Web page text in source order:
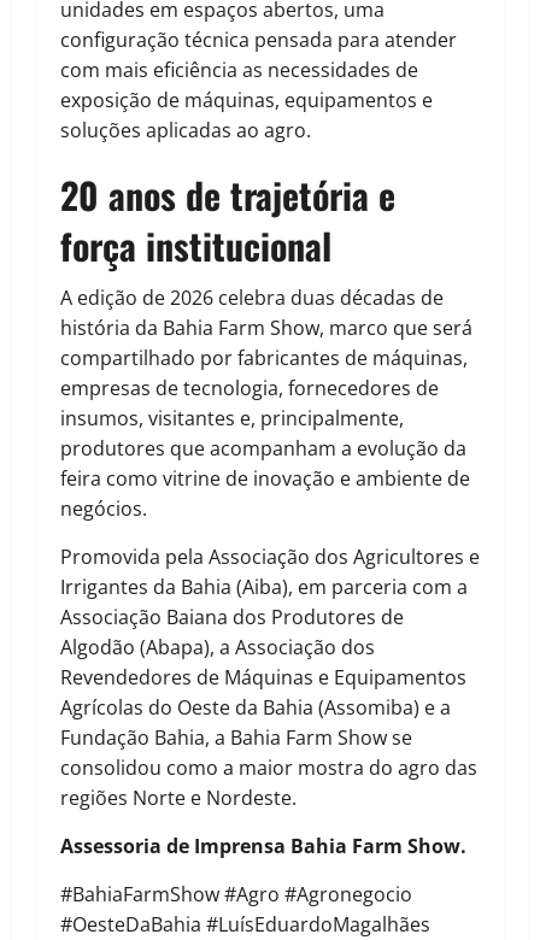
unidades em espaços abertos, uma
configuração técnica pensada para atender
com mais eficiência as necessidades de
exposição de máquinas, equipamentos e
soluções aplicadas ao agro.
20 anos de trajetória e
força institucional
A edição de 2026 celebra duas décadas de
história da Bahia Farm Show, marco que será
compartilhado por fabricantes de máquinas,
empresas de tecnologia, fornecedores de
insumos, visitantes e, principalmente,
produtores que acompanham a evolução da
feira como vitrine de inovação e ambiente de
negócios.
Promovida pela Associação dos Agricultores e
Irrigantes da Bahia (Aiba), em parceria com a
Associação Baiana dos Produtores de
Algodão (Abapa), a Associação dos
Revendedores de Máquinas e Equipamentos
Agrícolas do Oeste da Bahia (Assomiba) e a
Fundação Bahia, a Bahia Farm Show se
consolidou como a maior mostra do agro das
regiões Norte e Nordeste.
Assessoria de Imprensa Bahia Farm Show.
#BahiaFarmShow #Agro #Agronegocio
#OesteDaBahia #LuísEduardoMagalhães